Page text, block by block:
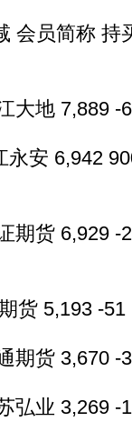
员简称 持
地 7,889 -
安 6,942
货 6,929 -
5,193 -51
货 3,670 -
业 3,269 -